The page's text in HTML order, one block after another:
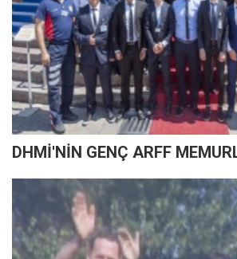
DHMİ'NİN GENÇ ARFF